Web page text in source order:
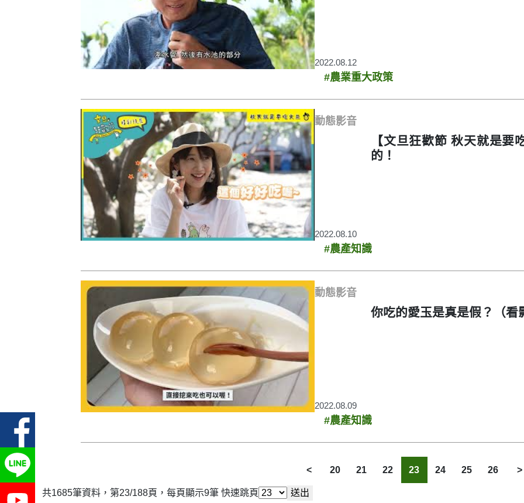
2022.08.12
#農業重大政策
動態影音
【文旦狂歡節 秋天就是要
的！
2022.08.10
#農產知識
動態影音
你吃的愛玉是真是假？（看
2022.08.09
#農產知識
˂ 20 21 22 23 24 25 26 ˃
共1685筆資料，第23/188頁，每頁顯示9筆 快速跳頁 送出